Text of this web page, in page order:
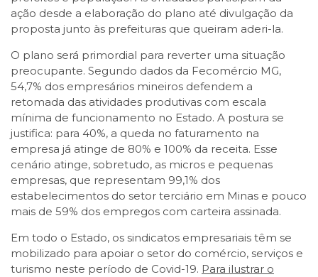
ação desde a elaboração do plano até divulgação da
proposta junto às prefeituras que queiram aderi-la.
O plano será primordial para reverter uma situação
preocupante. Segundo dados da Fecomércio MG,
54,7% dos empresários mineiros defendem a
retomada das atividades produtivas com escala
mínima de funcionamento no Estado. A postura se
justifica: para 40%, a queda no faturamento na
empresa já atinge de 80% e 100% da receita. Esse
cenário atinge, sobretudo, as micros e pequenas
empresas, que representam 99,1% dos
estabelecimentos do setor terciário em Minas e pouco
mais de 59% dos empregos com carteira assinada.
Em todo o Estado, os sindicatos empresariais têm se
mobilizado para apoiar o setor do comércio, serviços e
turismo neste período de Covid-19. Para ilustrar o